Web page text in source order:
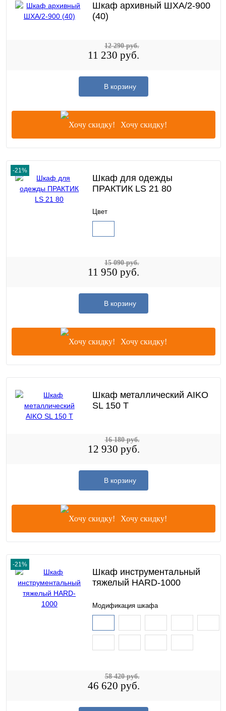
Шкаф архивный ШХА/2-900
(40)
11 230 руб.
12 290 руб.
В корзину
Хочу скидку!
-21%
Шкаф для одежды
ПРАКТИК LS 21 80
Цвет
11 950 руб.
15 090 руб.
В корзину
Хочу скидку!
Шкаф металлический AIKO
SL 150 T
12 930 руб.
16 180 руб.
В корзину
Хочу скидку!
-21%
Шкаф инструментальный
тяжелый HARD-1000
Модификация шкафа
46 620 руб.
58 420 руб.